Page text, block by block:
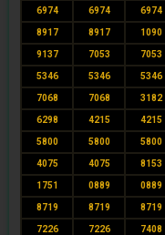
6974 6974 6974
8917 8917 1090
9137 7053 7053
5346 5346 5346
7068 7068 3182
6298 4215 4215
5800 5800 5800
4075 4075 8153
1751 0889 0889
8719 8719 8719
7226 7226 7408